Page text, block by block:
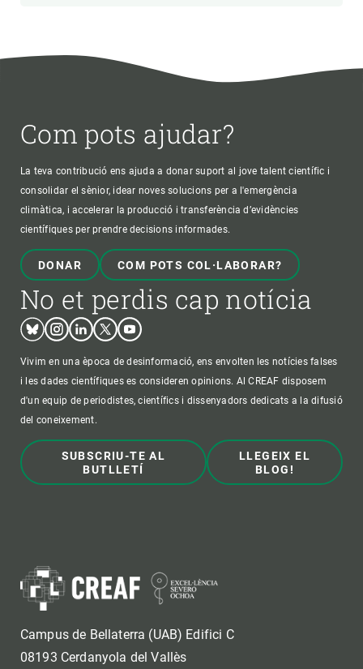
Com pots ajudar?
La teva contribució ens ajuda a donar suport al jove talent científic i
consolidar el sènior, idear noves solucions per a l'emergència
climàtica, i accelerar la producció i transferència d’evidències
científiques per prendre decisions informades.
DONAR COM POTS COL·LABORAR?
No et perdis cap notícia
BlueskyInstagram
LinkedinTwitterYoutube
Vivim en una època de desinformació, ens envolten les notícies falses
i les dades científiques es consideren opinions. Al CREAF disposem
d'un equip de periodistes, científics i dissenyadors dedicats a la difusió
del coneixement.
SUBSCRIU-TE AL
BUTLLETÍ
LLEGEIX EL
BLOG!
Campus de Bellaterra (UAB) Edifici C
08193 Cerdanyola del Vallès